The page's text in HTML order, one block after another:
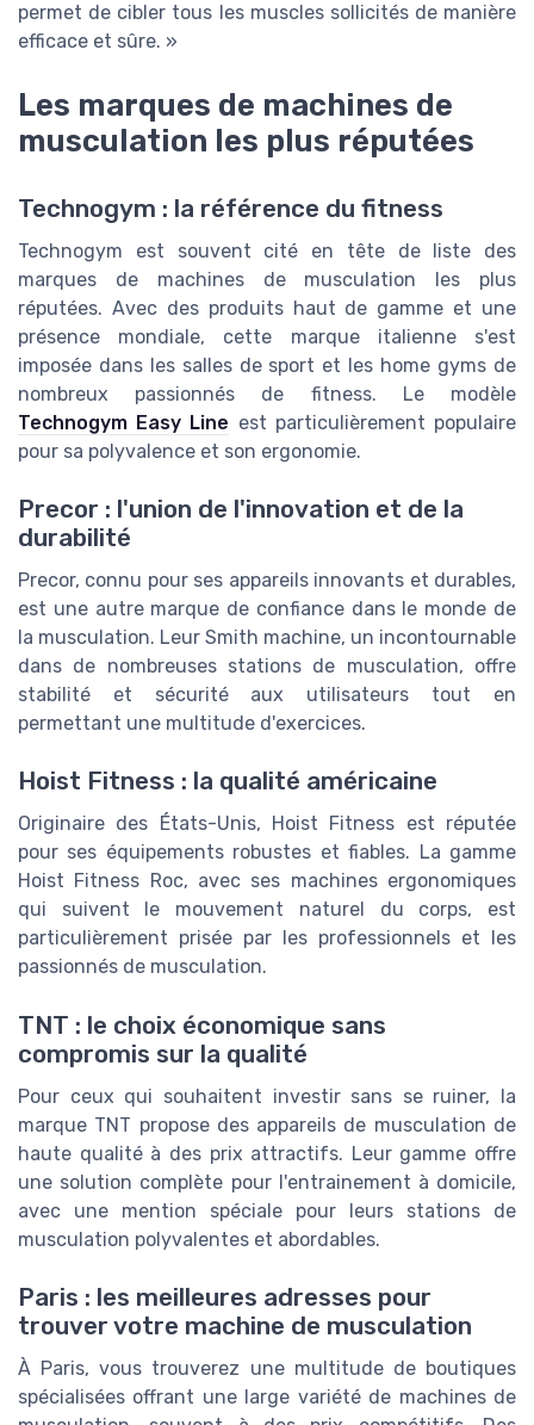
permet de cibler tous les muscles sollicités de manière
efficace et sûre. »
Les marques de machines de
musculation les plus réputées
Technogym : la référence du fitness
Technogym est souvent cité en tête de liste des
marques de machines de musculation les plus
réputées. Avec des produits haut de gamme et une
présence mondiale, cette marque italienne s'est
imposée dans les salles de sport et les home gyms de
nombreux passionnés de fitness. Le modèle
Technogym Easy Line est particulièrement populaire
pour sa polyvalence et son ergonomie.
Precor : l'union de l'innovation et de la
durabilité
Precor, connu pour ses appareils innovants et durables,
est une autre marque de confiance dans le monde de
la musculation. Leur Smith machine, un incontournable
dans de nombreuses stations de musculation, offre
stabilité et sécurité aux utilisateurs tout en
permettant une multitude d'exercices.
Hoist Fitness : la qualité américaine
Originaire des États-Unis, Hoist Fitness est réputée
pour ses équipements robustes et fiables. La gamme
Hoist Fitness Roc, avec ses machines ergonomiques
qui suivent le mouvement naturel du corps, est
particulièrement prisée par les professionnels et les
passionnés de musculation.
TNT : le choix économique sans
compromis sur la qualité
Pour ceux qui souhaitent investir sans se ruiner, la
marque TNT propose des appareils de musculation de
haute qualité à des prix attractifs. Leur gamme offre
une solution complète pour l'entrainement à domicile,
avec une mention spéciale pour leurs stations de
musculation polyvalentes et abordables.
Paris : les meilleures adresses pour
trouver votre machine de musculation
À Paris, vous trouverez une multitude de boutiques
spécialisées offrant une large variété de machines de